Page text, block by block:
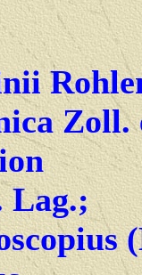
Zoll.
Lag.;